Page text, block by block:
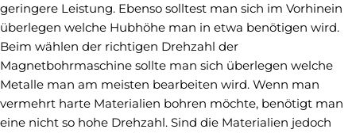
geringere Leistung. Ebenso solltest man sich im Vorhinein
überlegen welche Hubhöhe man in etwa benötigen wird.
Beim wählen der richtigen Drehzahl der
Magnetbohrmaschine sollte man sich überlegen welche
Metalle man am meisten bearbeiten wird. Wenn man
vermehrt harte Materialien bohren möchte, benötigt man
eine nicht so hohe Drehzahl. Sind die Materialien jedoch